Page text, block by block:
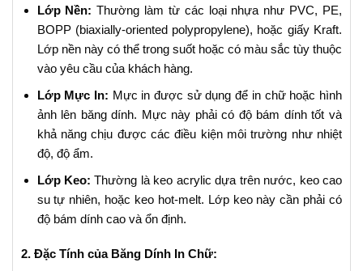
Lớp Nền: Thường làm từ các loại nhựa như PVC, PE,
BOPP (biaxially-oriented polypropylene), hoặc giấy Kraft.
Lớp nền này có thể trong suốt hoặc có màu sắc tùy thuộc
vào yêu cầu của khách hàng.
Lớp Mực In: Mực in được sử dụng để in chữ hoặc hình
ảnh lên băng dính. Mực này phải có độ bám dính tốt và
khả năng chịu được các điều kiện môi trường như nhiệt
độ, độ ẩm.
Lớp Keo: Thường là keo acrylic dựa trên nước, keo cao
su tự nhiên, hoặc keo hot-melt. Lớp keo này cần phải có
độ bám dính cao và ổn định.
2. Đặc Tính của Băng Dính In Chữ: